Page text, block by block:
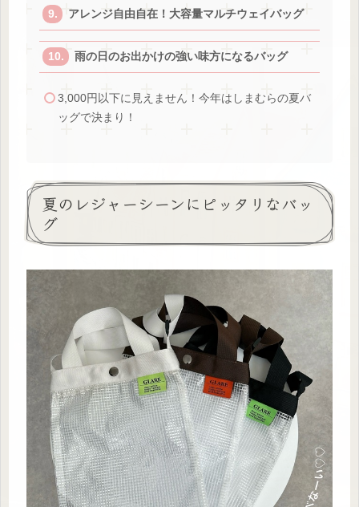
アレンジ自由自在！大容量マルチウェイバッグ
雨の日のお出かけの強い味方になるバッグ
3,000円以下に見えません！今年はしまむらの夏バ
ッグで決まり！
夏のレジャーシーンにピッタリなバッ
グ